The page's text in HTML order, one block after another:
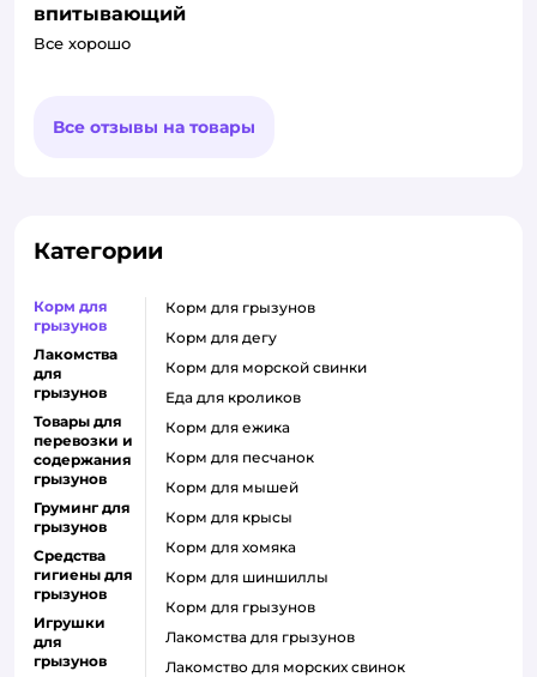
впитывающий
Все хорошо
Все отзывы на товары
Категории
Корм для
грызунов
Лакомства
для
грызунов
Товары для
перевозки и
содержания
грызунов
Груминг для
грызунов
Средства
гигиены для
грызунов
Игрушки
для
грызунов
корм для грызунов
корм для дегу
корм для морской свинки
еда для кроликов
корм для ежика
корм для песчанок
корм для мышей
корм для крысы
корм для хомяка
корм для шиншиллы
корм для грызунов
лакомства для грызунов
лакомство для морских свинок